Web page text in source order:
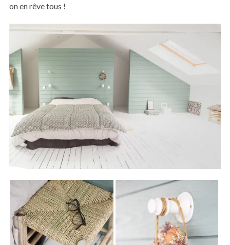
on en rêve tous !